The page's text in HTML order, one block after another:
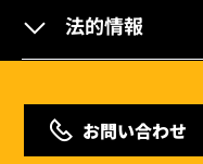
法的情報
お問い合わせ